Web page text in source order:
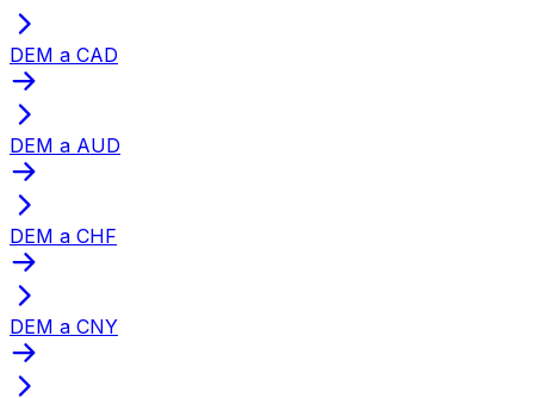
DEM a CAD
DEM a AUD
DEM a CHF
DEM a CNY